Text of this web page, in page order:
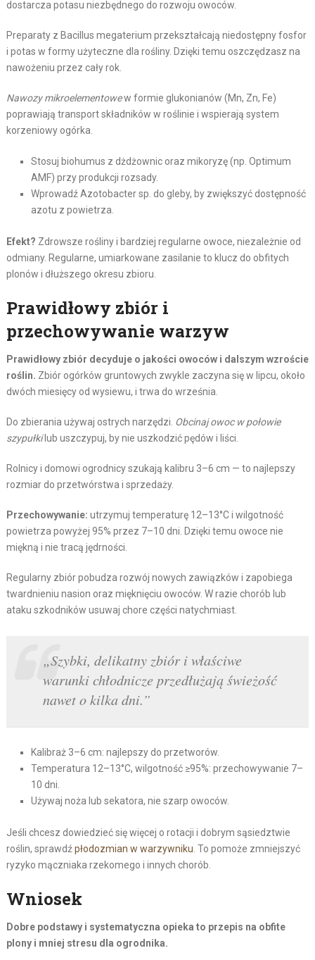
dostarcza potasu niezbędnego do rozwoju owoców.
Preparaty z Bacillus megaterium przekształcają niedostępny fosfor
i potas w formy użyteczne dla rośliny. Dzięki temu oszczędzasz na
nawożeniu przez cały rok.
Nawozy mikroelementowew formie glukonianów (Mn, Zn, Fe)
poprawiają transport składników w roślinie i wspierają system
korzeniowy ogórka.
Stosuj biohumus z dżdżownic oraz mikoryzę (np. Optimum
AMF) przy produkcji rozsady.
Wprowadź Azotobacter sp. do gleby, by zwiększyć dostępność
azotu z powietrza.
Efekt? Zdrowsze rośliny i bardziej regularne owoce, niezależnie od
odmiany. Regularne, umiarkowane zasilanie to klucz do obfitych
plonów i dłuższego okresu zbioru.
Prawidłowy zbiór i
przechowywanie warzyw
Prawidłowy zbiór decyduje o jakości owoców i dalszym wzroście
roślin. Zbiór ogórków gruntowych zwykle zaczyna się w lipcu, około
dwóch miesięcy od wysiewu, i trwa do września.
Do zbierania używaj ostrych narzędzi. Obcinaj owoc w połowie
szypułkilub uszczypuj, by nie uszkodzić pędów i liści.
Rolnicy i domowi ogrodnicy szukają kalibru 3–6 cm — to najlepszy
rozmiar do przetwórstwa i sprzedaży.
Przechowywanie: utrzymuj temperaturę 12–13°C i wilgotność
powietrza powyżej 95% przez 7–10 dni. Dzięki temu owoce nie
miękną i nie tracą jędrności.
Regularny zbiór pobudza rozwój nowych zawiązków i zapobiega
twardnieniu nasion oraz mięknięciu owoców. W razie chorób lub
ataku szkodników usuwaj chore części natychmiast.
„Szybki, delikatny zbiór i właściwe
warunki chłodnicze przedłużają świeżość
nawet o kilka dni.”
Kalibraż 3–6 cm: najlepszy do przetworów.
Temperatura 12–13°C, wilgotność ≥95%: przechowywanie 7–
10 dni.
Używaj noża lub sekatora, nie szarp owoców.
Jeśli chcesz dowiedzieć się więcej o rotacji i dobrym sąsiedztwie
roślin, sprawdźpłodozmian w warzywniku . To pomoże zmniejszyć
ryzyko mączniaka rzekomego i innych chorób.
Wniosek
Dobre podstawy i systematyczna opieka to przepis na obfite
plony i mniej stresu dla ogrodnika.